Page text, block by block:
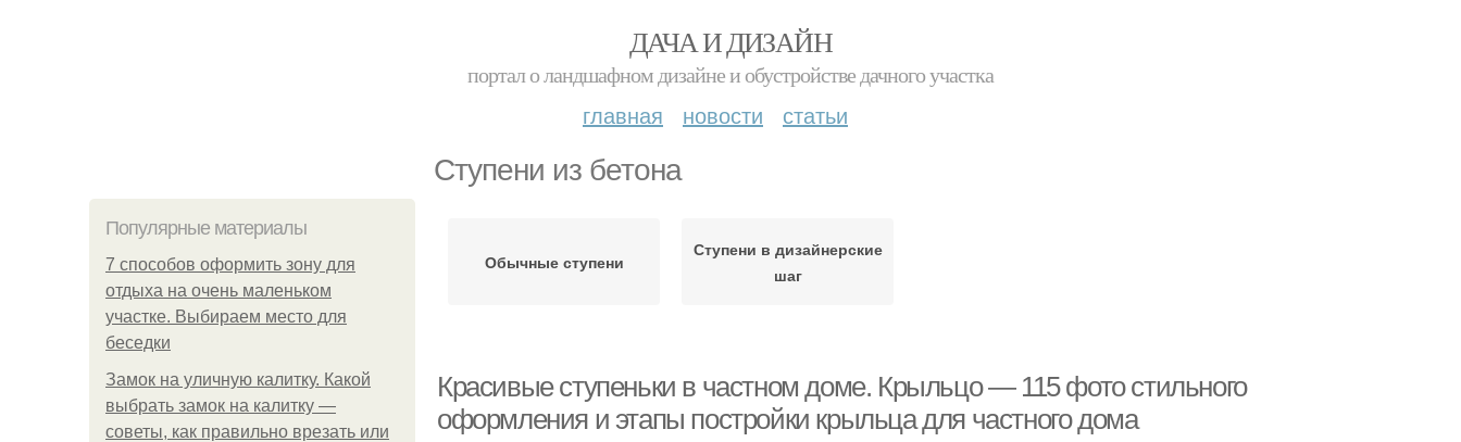
ДАЧА И ДИЗАЙН
портал о ландшафном дизайне и обустройстве дачного участка
главная новости статьи
Ступени из бетона
Популярные материалы
7 способов оформить зону для
отдыха на очень маленьком
участке. Выбираем место для
беседки
Замок на уличную калитку. Какой
выбрать замок на калитку —
советы, как правильно врезать или
Обычные ступени
Ступени в дизайнерские
шаг
Красивые ступеньки в частном доме. Крыльцо — 115 фото стильного
оформления и этапы постройки крыльца для частного дома